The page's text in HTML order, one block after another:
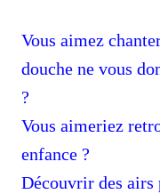
Vous aimez
douche ne vous
?
Vous aimeriez
enfance ?
Découvrir des airs